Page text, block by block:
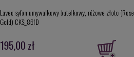
Laveo syfon umywalkowy butelkowy, różowe złoto (Rose
Gold) CKS_861D
195,00 zł